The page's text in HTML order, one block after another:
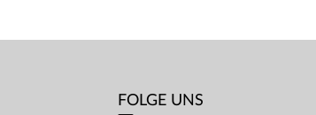
FOLGE UNS